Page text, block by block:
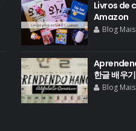
Livros de
Amazon
Blog
한글 배우기
Blog